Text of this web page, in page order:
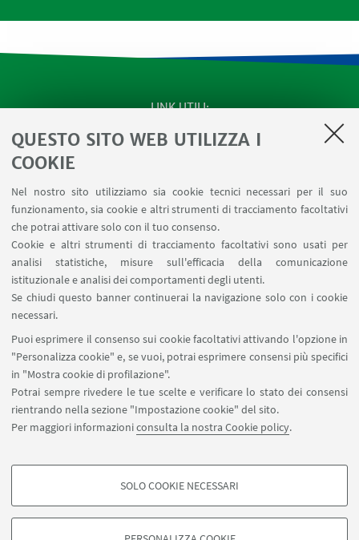
QUESTO SITO WEB UTILIZZA I
COOKIE
Nel nostro sito utilizziamo sia cookie tecnici necessari per il suo
funzionamento, sia cookie e altri strumenti di tracciamento facoltativi
che potrai attivare solo con il tuo consenso.
Cookie e altri strumenti di tracciamento facoltativi sono usati per
analisi statistiche, misure sull'efficacia della comunicazione
istituzionale e analisi dei comportamenti degli utenti.
Se chiudi questo banner continuerai la navigazione solo con i cookie
necessari.
Puoi esprimere il consenso sui cookie facoltativi attivando l'opzione in
"Personalizza cookie" e, se vuoi, potrai esprimere consensi più specifici
in "Mostra cookie di profilazione".
Potrai sempre rivedere le tue scelte e verificare lo stato dei consensi
rientrando nella sezione "Impostazione cookie" del sito.
Per maggiori informazioniconsulta la nostra Cookie policy.
COOKIE DI PROFILAZIONE - FACOLTATIVI
SOLO COOKIE NECESSARI
LINK UTILI
SEMINARI del Dipartimento
MAT info - Informazioni per gli afferenti al Dipartimento
SERVIZI ONLINE interni
Carta dei servizi
SEGUI IL DIPARTIMENTO SU:
SEGUI UNIBO SU:
APP:
©Copyright 2026 - ALMA MATER STUDIORUM - Università di